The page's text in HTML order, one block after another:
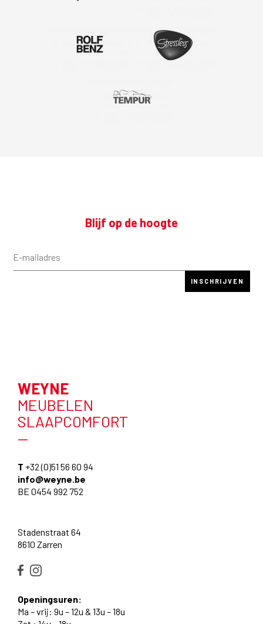
Blijf op de hoogte
WEYNE
MEUBELEN
SLAAPCOMFORT
—
T +32 (0)51 56 60 94
info@weyne.be
BE 0454 992 752
Stadenstraat 64
8610 Zarren
Openingsuren:
Ma – vrij: 9u – 12u & 13u – 18u